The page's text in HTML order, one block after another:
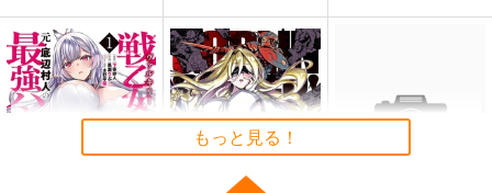
カート カート
もっと見る！